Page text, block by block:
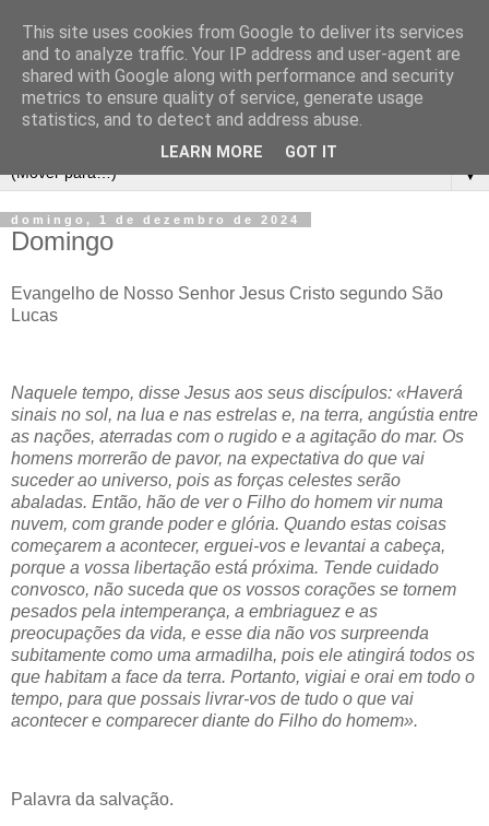
▼
domingo, 1 de dezembro de 2024
Domingo
Evangelho de Nosso Senhor Jesus Cristo segundo São
Lucas
Naquele tempo, disse Jesus aos seus discípulos: «Haverá
sinais no sol, na lua e nas estrelas e, na terra, angústia entre
as nações, aterradas com o rugido e a agitação do mar. Os
homens morrerão de pavor, na expectativa do que vai
suceder ao universo, pois as forças celestes serão
abaladas. Então, hão de ver o Filho do homem vir numa
nuvem, com grande poder e glória. Quando estas coisas
começarem a acontecer, erguei-vos e levantai a cabeça,
porque a vossa libertação está próxima. Tende cuidado
convosco, não suceda que os vossos corações se tornem
pesados pela intemperança, a embriaguez e as
preocupações da vida, e esse dia não vos surpreenda
subitamente como uma armadilha, pois ele atingirá todos os
que habitam a face da terra. Portanto, vigiai e orai em todo o
tempo, para que possais livrar-vos de tudo o que vai
acontecer e comparecer diante do Filho do homem».
Palavra da salvação.
This site uses cookies from Google to deliver its services
and to analyze traffic. Your IP address and user-agent are
shared with Google along with performance and security
metrics to ensure quality of service, generate usage
statistics, and to detect and address abuse.
LEARN MORE GOT IT